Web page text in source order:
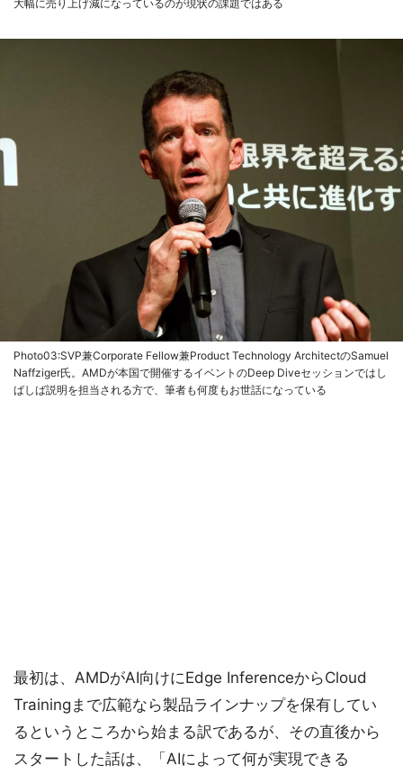
大幅に売り上げ減になっているのが現状の課題ではある
Photo03:SVP兼Corporate Fellow兼Product Technology ArchitectのSamuel
Naffziger氏。AMDが本国で開催するイベントのDeep Diveセッションではし
ばしば説明を担当される方で、筆者も何度もお世話になっている
最初は、AMDがAI向けにEdge InferenceからCloud
Trainingまで広範なら製品ラインナップを保有してい
るというところから始まる訳であるが、その直後から
スタートした話は、「AIによって何が実現できる